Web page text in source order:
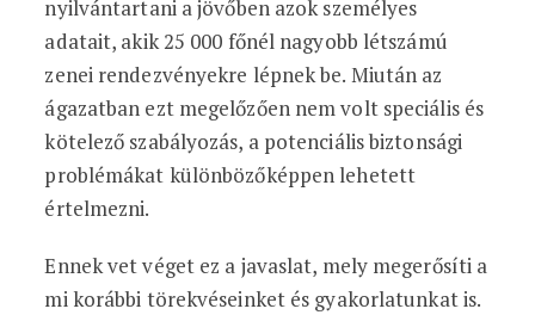
nyilvántartani a jövőben azok személyes
adatait, akik 25 000 főnél nagyobb létszámú
zenei rendezvényekre lépnek be. Miután az
ágazatban ezt megelőzően nem volt speciális és
kötelező szabályozás, a potenciális biztonsági
problémákat különbözőképpen lehetett
értelmezni.
Ennek vet véget ez a javaslat, mely megerősíti a
mi korábbi törekvéseinket és gyakorlatunkat is.